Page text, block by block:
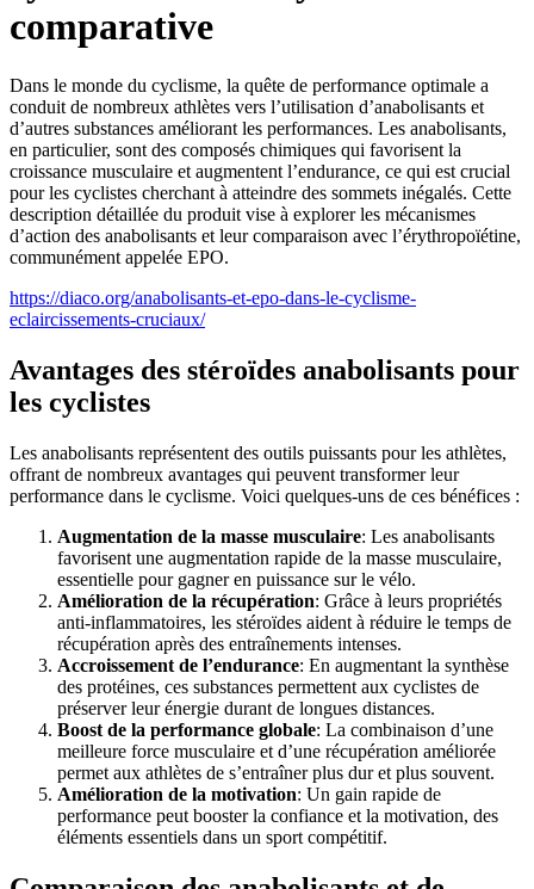
comparative
Dans le monde du cyclisme, la quête de performance optimale a
conduit de nombreux athlètes vers l’utilisation d’anabolisants et
d’autres substances améliorant les performances. Les anabolisants,
en particulier, sont des composés chimiques qui favorisent la
croissance musculaire et augmentent l’endurance, ce qui est crucial
pour les cyclistes cherchant à atteindre des sommets inégalés. Cette
description détaillée du produit vise à explorer les mécanismes
d’action des anabolisants et leur comparaison avec l’érythropoïétine,
communément appelée EPO.
https://diaco.org/anabolisants-et-epo-dans-le-cyclisme-
eclaircissements-cruciaux/
Avantages des stéroïdes anabolisants pour
les cyclistes
Les anabolisants représentent des outils puissants pour les athlètes,
offrant de nombreux avantages qui peuvent transformer leur
performance dans le cyclisme. Voici quelques-uns de ces bénéfices :
Augmentation de la masse musculaire: Les anabolisants
favorisent une augmentation rapide de la masse musculaire,
essentielle pour gagner en puissance sur le vélo.
Amélioration de la récupération: Grâce à leurs propriétés
anti-inflammatoires, les stéroïdes aident à réduire le temps de
récupération après des entraînements intenses.
Accroissement de l’endurance: En augmentant la synthèse
des protéines, ces substances permettent aux cyclistes de
préserver leur énergie durant de longues distances.
Boost de la performance globale: La combinaison d’une
meilleure force musculaire et d’une récupération améliorée
permet aux athlètes de s’entraîner plus dur et plus souvent.
Amélioration de la motivation: Un gain rapide de
performance peut booster la confiance et la motivation, des
éléments essentiels dans un sport compétitif.